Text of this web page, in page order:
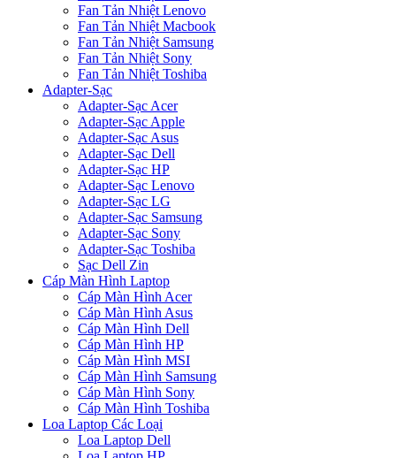
Fan Tản Nhiệt Lenovo
Fan Tản Nhiệt Macbook
Fan Tản Nhiệt Samsung
Fan Tản Nhiệt Sony
Fan Tản Nhiệt Toshiba
Adapter-Sạc
Adapter-Sạc Acer
Adapter-Sạc Apple
Adapter-Sạc Asus
Adapter-Sạc Dell
Adapter-Sạc HP
Adapter-Sạc Lenovo
Adapter-Sạc LG
Adapter-Sạc Samsung
Adapter-Sạc Sony
Adapter-Sạc Toshiba
Sạc Dell Zin
Cáp Màn Hình Laptop
Cáp Màn Hình Acer
Cáp Màn Hình Asus
Cáp Màn Hình Dell
Cáp Màn Hình HP
Cáp Màn Hình MSI
Cáp Màn Hình Samsung
Cáp Màn Hình Sony
Cáp Màn Hình Toshiba
Loa Laptop Các Loại
Loa Laptop Dell